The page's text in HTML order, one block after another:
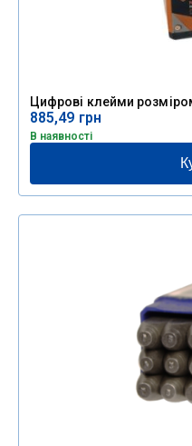
Цифрові клейми
885,49 грн
В наявності